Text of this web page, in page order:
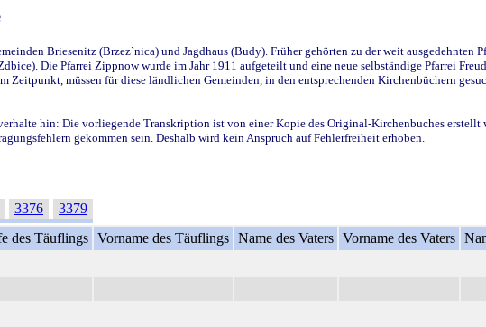
Briesenitz (Brzez`nica) und Jagdhaus (Budy). Früher gehörten zu der weit ausgedehnten
Die Pfarrei Zippnow wurde im Jahr 1911 aufgeteilt und eine neue selbständige Pfarrei
müssen für diese ländlichen Gemeinden, in den entsprechenden Kirchenbüchern
hin: Die vorliegende Transkription ist von einer Kopie des Original-Kirchenbuches erstellt
gekommen sein. Deshalb wird kein Anspruch auf Fehlerfreiheit erhoben.
3376
3379
des Täuflings Vorname des Täuflings Name des Vaters Vorname des Vaters